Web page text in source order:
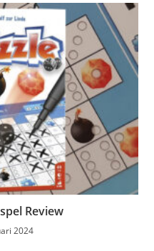
Review
2024